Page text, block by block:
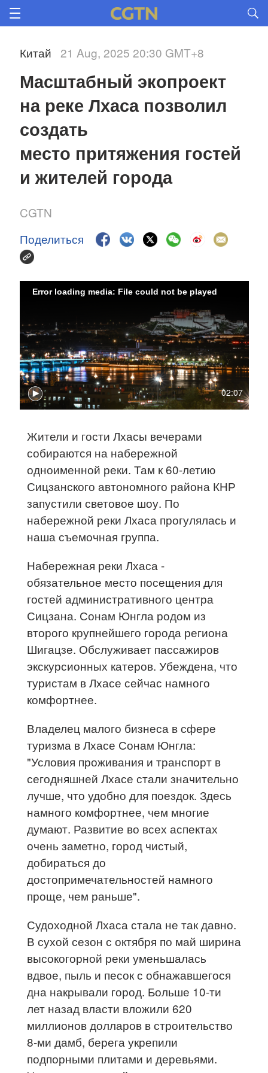
Китай 21 Aug, 2025 20:30 GMT+8
Масштабный экопроект
на реке Лхаса позволил
создать
место притяжения гостей
и жителей города
CGTN
Поделиться
02:07
Error loading media: File could not be played
Жители и гости Лхасы вечерами
собираются на набережной
одноименной реки. Там к 60-летию
Сицзанского автономного района КНР
запустили световое шоу. По
набережной реки Лхаса прогулялась и
наша съемочная группа.
Набережная реки Лхаса -
обязательное место посещения для
гостей административного центра
Сицзана. Сонам Юнгла родом из
второго крупнейшего города региона
Шигацзе. Обслуживает пассажиров
экскурсионных катеров. Убеждена, что
туристам в Лхасе сейчас намного
комфортнее.
Владелец малого бизнеса в сфере
туризма в Лхасе Сонам Юнгла:
"Условия проживания и транспорт в
сегодняшней Лхасе стали значительно
лучше, что удобно для поездок. Здесь
намного комфортнее, чем многие
думают. Развитие во всех аспектах
очень заметно, город чистый,
добираться до
достопримечательностей намного
проще, чем раньше".
Судоходной Лхаса стала не так давно.
В сухой сезон с октября по май ширина
высокогорной реки уменьшалась
вдвое, пыль и песок с обнажавшегося
дна накрывали город. Больше 10-ти
лет назад власти вложили 620
миллионов долларов в строительство
8-ми дамб, берега укрепили
подпорными плитами и деревьями.